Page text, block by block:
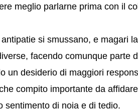
meglio parlarne prima con il
si smussano, e magari
facendo comunque parte
un desiderio di maggiori
compito importante da
sentimento di noia e di tedio.